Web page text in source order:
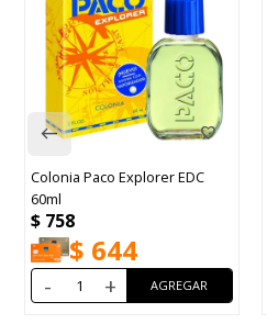
Colonia Paco Explorer EDC
60ml
$ 758
$ 644
- +